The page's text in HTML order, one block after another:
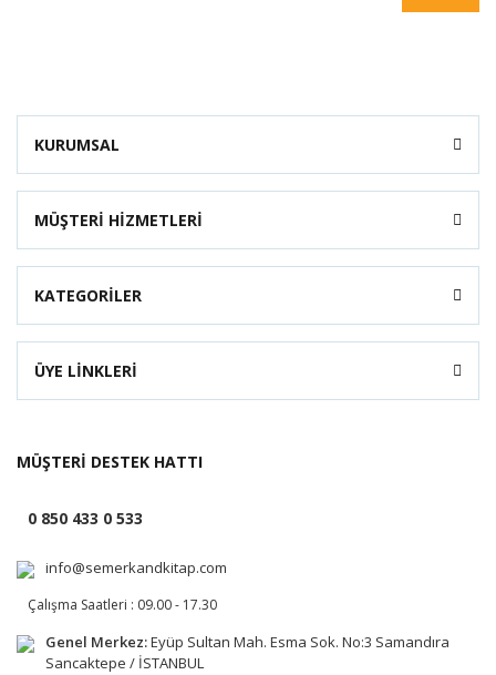
KURUMSAL
MÜŞTERİ HİZMETLERİ
KATEGORİLER
ÜYE LİNKLERİ
MÜŞTERİ DESTEK HATTI
0 850 433 0 533
info@semerkandkitap.com
Çalışma Saatleri : 09.00 - 17.30
Genel Merkez:Eyüp Sultan Mah. Esma Sok. No:3 Samandıra
Sancaktepe / İSTANBUL